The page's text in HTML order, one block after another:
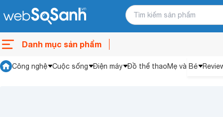
Danh mục sản phẩm
Công nghệ Cuộc sống Điện máy Đồ thể thaoMẹ và Bé